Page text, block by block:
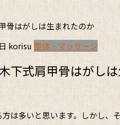
骨はがしは生まれたのか
korisu整体・マッサージ
下式肩甲骨はがし
は多いと思います。しかし